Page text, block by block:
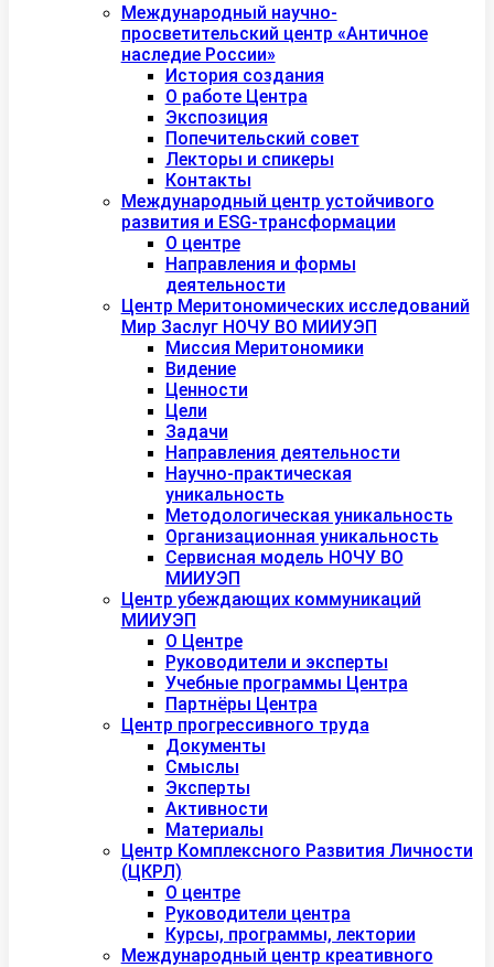
Международный научно-
просветительский центр «Античное
наследие России»
История создания
О работе Центра
Экспозиция
Попечительский совет
Лекторы и спикеры
Контакты
Международный центр устойчивого
развития и ESG-трансформации
О центре
Направления и формы
деятельности
Центр Меритономических исследований
Мир Заслуг НОЧУ ВО МИИУЭП
Миссия Меритономики
Видение
Ценности
Цели
Задачи
Направления деятельности
Научно-практическая
уникальность
Методологическая уникальность
Организационная уникальность
Сервисная модель НОЧУ ВО
МИИУЭП
Центр убеждающих коммуникаций
МИИУЭП
О Центре
Руководители и эксперты
Учебные программы Центра
Партнёры Центра
Центр прогрессивного труда
Документы
Смыслы
Эксперты
Активности
Материалы
Центр Комплексного Развития Личности
(ЦКРЛ)
О центре
Руководители центра
Курсы, программы, лектории
Международный центр креативного